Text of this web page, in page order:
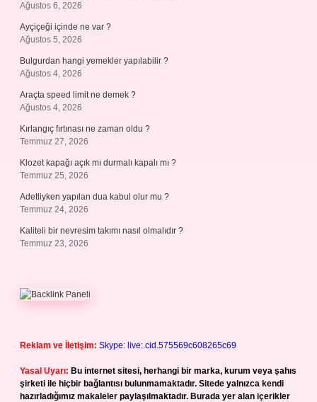
Ağustos 6, 2026
Ayçiçeği içinde ne var ?
Ağustos 5, 2026
Bulgurdan hangi yemekler yapılabilir ?
Ağustos 4, 2026
Araçta speed limit ne demek ?
Ağustos 4, 2026
Kırlangıç fırtınası ne zaman oldu ?
Temmuz 27, 2026
Klozet kapağı açık mı durmalı kapalı mı ?
Temmuz 25, 2026
Adetliyken yapılan dua kabul olur mu ?
Temmuz 24, 2026
Kaliteli bir nevresim takımı nasıl olmalıdır ?
Temmuz 23, 2026
Reklam ve İletişim: Skype: live:.cid.575569c608265c69
Yasal Uyarı: Bu internet sitesi, herhangi bir marka, kurum veya şahıs
şirketi ile hiçbir bağlantısı bulunmamaktadır. Sitede yalnızca kendi
hazırladığımız makaleler paylaşılmaktadır. Burada yer alan içerikler